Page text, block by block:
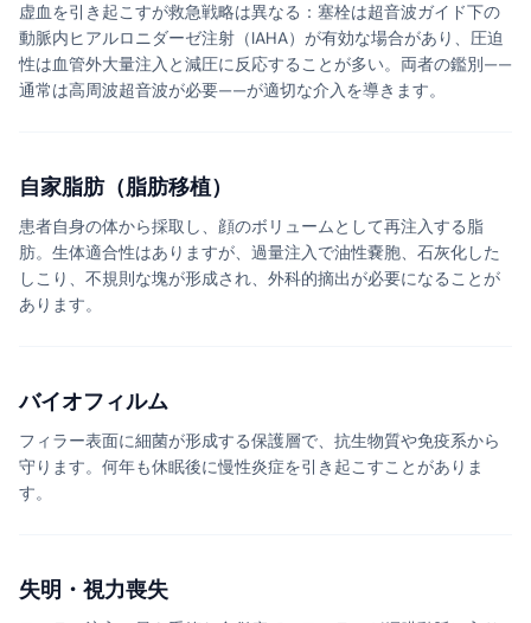
虚血を引き起こすが救急戦略は異なる：塞栓は超音波ガイド下の
動脈内ヒアルロニダーゼ注射（IAHA）が有効な場合があり、圧迫
性は血管外大量注入と減圧に反応することが多い。両者の鑑別——
通常は高周波超音波が必要——が適切な介入を導きます。
自家脂肪（脂肪移植）
患者自身の体から採取し、顔のボリュームとして再注入する脂
肪。生体適合性はありますが、過量注入で油性嚢胞、石灰化した
しこり、不規則な塊が形成され、外科的摘出が必要になることが
あります。
バイオフィルム
フィラー表面に細菌が形成する保護層で、抗生物質や免疫系から
守ります。何年も休眠後に慢性炎症を引き起こすことがありま
す。
失明・視力喪失